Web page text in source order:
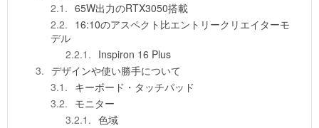
65W出力のRTX3050搭載
16:10のアスペクト比エントリークリエイターモ
デル
Inspiron 16 Plus
デザインや使い勝手について
キーボード・タッチパッド
モニター
色域